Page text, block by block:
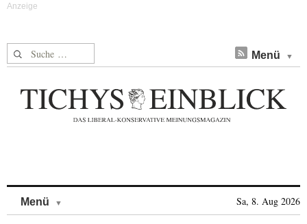
Suche nach: Menü
Menü Sa, 8. Aug 2026